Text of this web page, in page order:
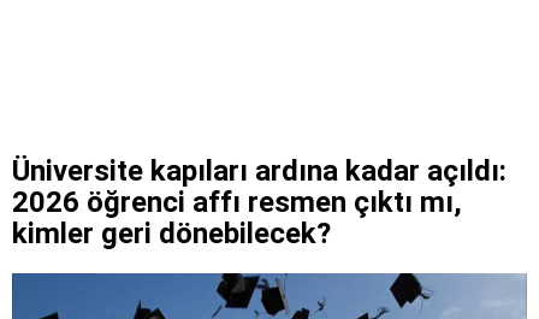
Üniversite kapıları ardına kadar açıldı:
2026 öğrenci affı resmen çıktı mı,
kimler geri dönebilecek?